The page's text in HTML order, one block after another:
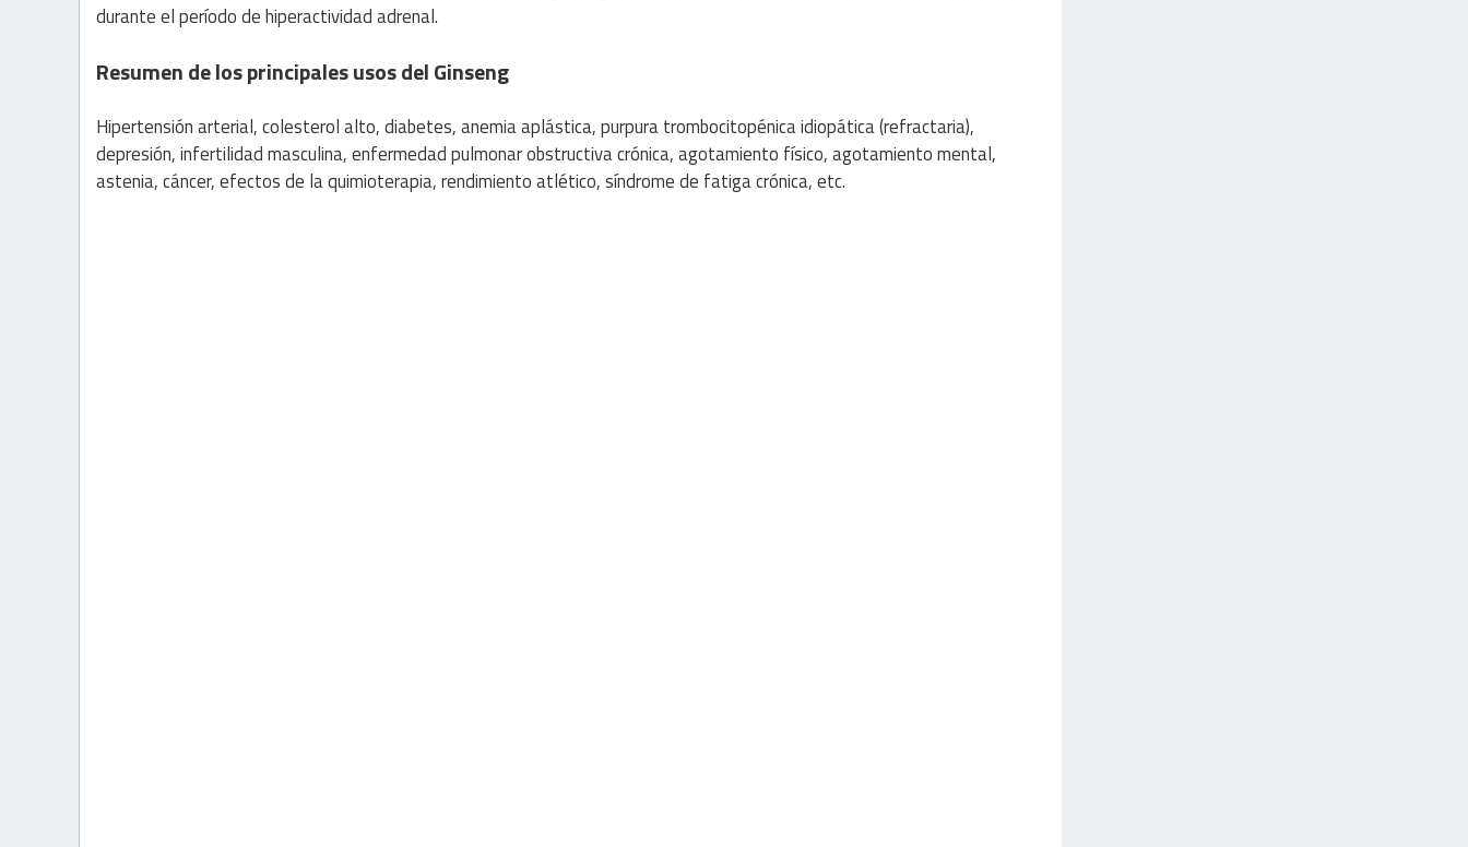
durante el período de hiperactividad adrenal.
Resumen de los principales usos del Ginseng
Hipertensión arterial, colesterol alto, diabetes, anemia aplástica, purpura trombocitopénica idiopática (refractaria),
depresión, infertilidad masculina, enfermedad pulmonar obstructiva crónica, agotamiento físico, agotamiento mental,
astenia, cáncer, efectos de la quimioterapia, rendimiento atlético, síndrome de fatiga crónica, etc.